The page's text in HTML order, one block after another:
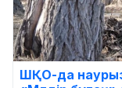
ШҚО-да